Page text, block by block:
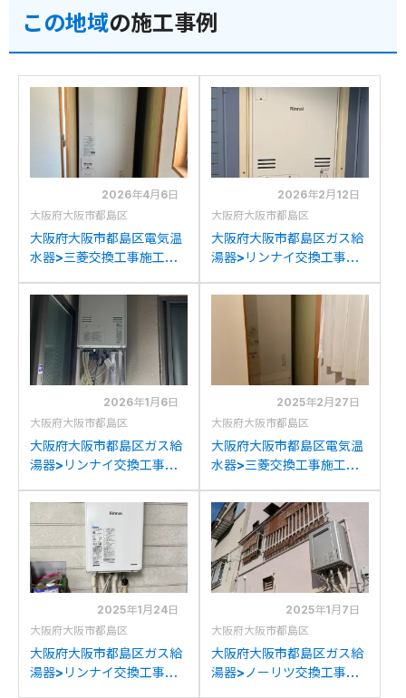
換
この地域の施工事例
2026年4月6日
大阪府大阪市都島区
大阪府大阪市都島区電気温
水器>三菱交換工事施工事
から三菱SRT-J37CD5へ
の交換
2026年2月12日
大阪府大阪市都島区
大阪府大阪市都島区ガス給
湯器>リンナイ交換工事施
V2400SAB2-6からリン
ナイRUFH-A2400AB2-
6(A)への交換
2026年1月6日
大阪府大阪市都島区
大阪府大阪市都島区ガス給
湯器>リンナイ交換工事施
R070からリンナイRUFH-
A2400SAW2-6(A)への交
換
2025年2月27日
大阪府大阪市都島区
大阪府大阪市都島区電気温
水器>三菱交換工事施工事
から三菱SRT-J37CD5へ
の交換
2025年1月24日
大阪府大阪市都島区
大阪府大阪市都島区ガス給
湯器>リンナイ交換工事施
2025年1月7日
大阪府大阪市都島区
大阪府大阪市都島区ガス給
湯器>ノーリツ交換工事施